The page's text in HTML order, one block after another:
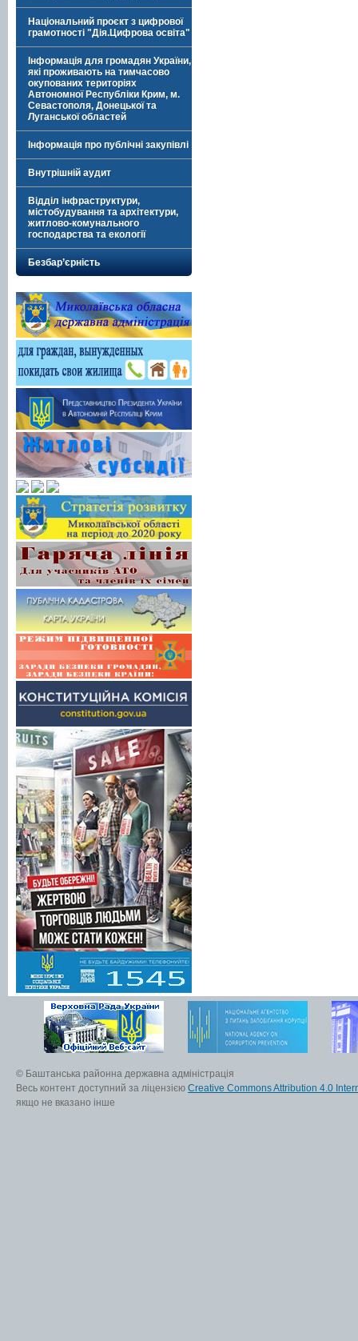
Національний проєкт з цифрової
грамотності "Дія.Цифрова освіта"
Інформація для громадян України,
які проживають на тимчасово
окупованих територіях
Автономної Республіки Крим, м.
Севастополя, Донецької та
Луганської областей
Інформація про публічні закупівлі
Внутрішній аудит
Відділ інфраструктури,
містобудування та архітектури,
житлово-комунального
господарства та екології
Безбар’єрність
© Баштанська районна державна адміністрація
Весь контент доступний за ліцензією Creative Commons Attribution 4.0
якщо не вказано інше